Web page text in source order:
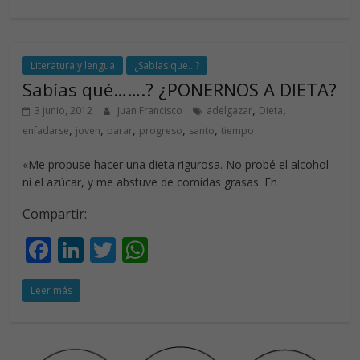
o
o
k
dI
n
A
p
p
Literatura y lengua ¿Sabías que...?
Sabías qué…….? ¿PONERNOS A DIETA?
3 junio, 2012 Juan Francisco adelgazar, Dieta,
enfadarse, joven, parar, progreso, santo,tiempo
«Me propuse hacer una dieta rigurosa. No probé el alcohol
ni el azúcar, y me abstuve de comidas grasas. En
Compartir:
F
ac
e
o
Li
dI
T
A
Leer más